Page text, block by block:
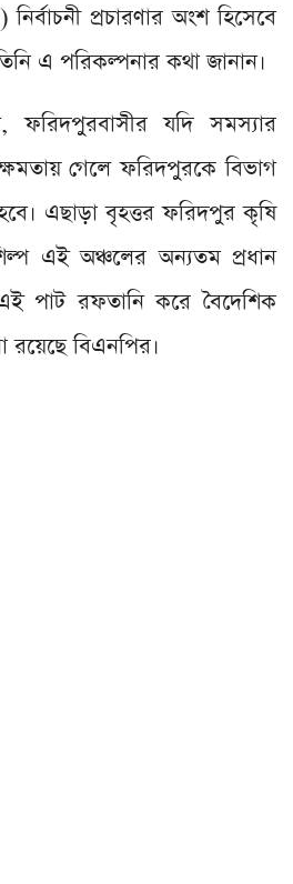
প্রচারণার অংশ হিসেবে
এ পরিকল্পনার কথা জানান।
ফরিদপুরবাসীর যদি সমস্যার
গেলে ফরিদপুরকে বিভাগ
এছাড়া বৃহত্তর ফরিদপুর কৃষি
এই অঞ্চলের অন্যতম প্রধান
পাট রফতানি করে বৈদেশিক
রয়েছে বিএনপির।